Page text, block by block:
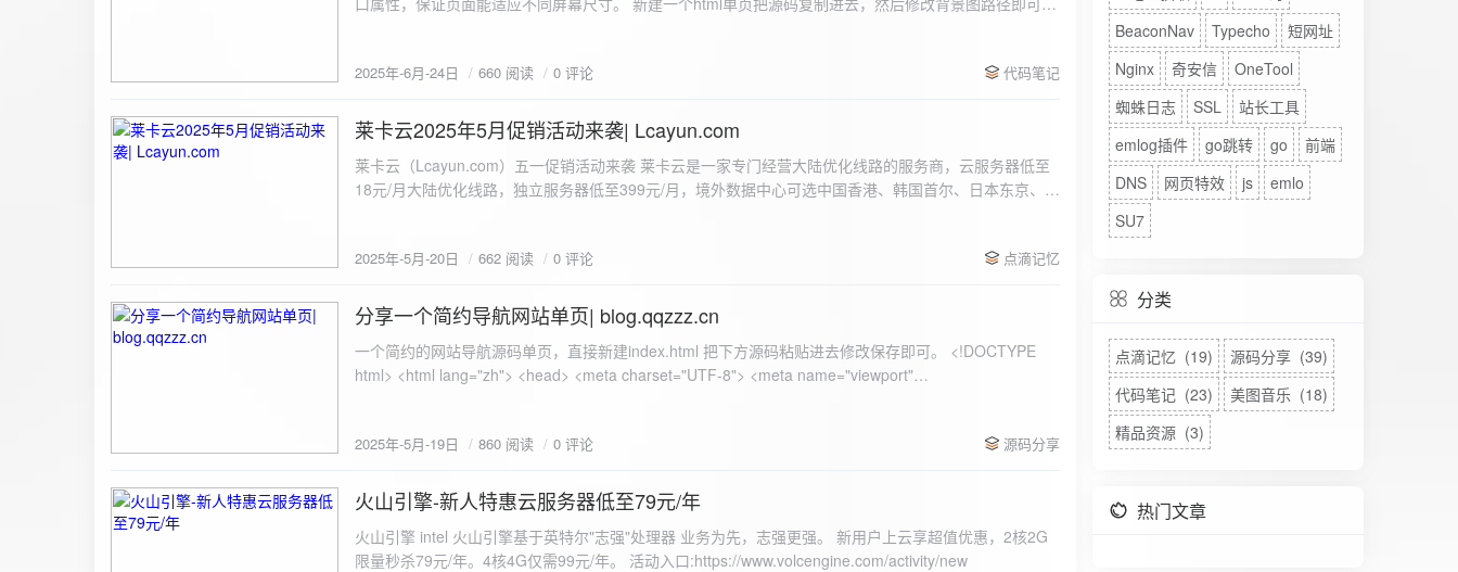
重置默认样式 */ * { margin: 0; padding: 0; box-sizing: border-box; } /* 设置页面的字体和添加背景图片 */
center fixed; /* 使用服务器上的路径 */ background-size: cover; /* 保证背景图片覆盖整个视窗 */ color:
#333; display: flex; justify-content: center; align-items: center; min-height: 100vh; margin: 0; } /* 容器样
式 */ .container { background-color: rgba(255, 255, 255, 0.9); /* 使用半透明白色背景，以便在图片背景
上更清晰地显示内容 */ padding: 30px; border-radius: 8px; box-shadow: 0 4px 8px rgba(0, 0, 0, 0.1);
padding: 8px; background-color: #f7f7f7; border: 1px solid #ccc; border-radius: 4px; font-size: 16px;
size: 16px; border: none; border-radius: 4px; cursor: pointer; transition: background-color 0.3s ease; }
100%; height: 30px; background-color: #ddd; border-radius: 4px; margin-top: 20px; overflow: hidden; }
.progress-fill { height: 100%; background-color: #4caf50; width: 0; line-height: 30px; text-align: center;
border-radius: 4px; background-color: #f9f9f9; font-size: 16px; color: #333; min-height: 40px; } /* 错误
或成功的提示信息样式 */ .result.success { border-color: #28a745; background-color: #e9f7e8; }
image { margin-top: 20px; max-width: 100%; height: auto; border-radius: 4px; border: 1px solid #ddd; }
</style> </head> <body> <div class="container"> <h2>图片上传-双虹云</h2> <form id="uploadForm">
<input type="file" id="fileInput" name="file" accept="image/*" required /> <button type="submit">上传文
2025年-6月-24日 660 阅读 0 评论 代码笔记
2025-5-20
莱卡云2025年5月促销活动来袭| Lcayun.com
莱卡云（Lcayun.com）五一促销活动来袭 莱卡云是一家专门经营大陆优化线路的服务商，云服务器低至
18元/月大陆优化线路，独立服务器低至399元/月，境外数据中心可选中国香港、韩国首尔、日本东京、美
https://www.lcayun.com/actcloud.html
2025年-5月-20日 662 阅读 0 评论 点滴记忆
2025-5-19
分享一个简约导航网站单页| blog.qqzzz.cn
一个简约的网站导航源码单页，直接新建index.html 把下方源码粘贴进去修改保存即可。 <!DOCTYPE html> <html lang="zh"> <head> <meta charset="UTF-8"> <meta name="viewport" content="width=device-width, initial-scale=1.0"> <title>导航网站 -blog.qqzzz.cn</title> <meta name="keywords" content="双虹云博客"> <meta name="description" content="双虹云博客。"> <meta name="author" content="导航网站"> <meta name="robots" content="index,follow"> <meta property="og:title" content="导航网站 - "> <meta property="og:description" content="双虹云。"> <meta property="og:type" content="website"> <link rel="icon" href="https://blog.qqzzz.cn/favicon.ico" type="image/x-icon"> <link rel="shortcut icon" href="https://blog.qqzzz.cn/favicon.ico" type="image/x-icon"> <style> /* 基础样式 */ * { margin: 0; padding: 0; box-sizing: border-box; } /* 主体样式 */ body { background: #f0f2f5; font-family: 'Microsoft YaHei', -apple-system, BlinkMacSystemFont, sans-serif; margin: 0; padding: 0; min-height: 100vh; overflow-x: hidden; position: relative; display: flex; flex-direction: column; } /* 容器样式 */ .container { max-width: 1200px; margin: 0 auto; padding: 20px; flex: 1; display: flex; flex-direction: column; align-items: center; width: 100%; } /* 主盒子样式 */ .main-box { background: white; box-shadow: 0 2px 12px rgba(0, 0, 0, 0.08); border-radius: 24px; border: 1px solid #e9ecef; width: 100%; max-width: 1000px; padding: 30px; margin: 0 auto 15px; transition: all 0.3s ease; position: relative; z-index: 2; } .main-box:hover { transform: translateY(-2px); box-shadow: 0 6px 25px rgba(0, 0, 0, 0.2); } /* 头部样式 */ .header { text-align: center; margin-bottom: 20px; padding-bottom: 15px; border-bottom: 1px solid rgba(255, 255, 255, 0.2); } .header h1 { font-size: 32px; background: linear-gradient(120deg, #2b5876 0%, #4e4376 100%); -webkit-background-clip: text; -webkit-text-fill-color: transparent; margin-bottom: 15px; } /* 提示框样式 */ .notice { background: transparent; padding: 0 25px; border-radius: 12px; margin-bottom: 15px; white-space: nowrap; overflow: hidden; text-overflow: ellipsis; } .notice p { color: #4facfe; font-size: 16px; line-height: 1; font-weight: bold; letter-spacing: 0.5px; margin: 0; } /* 流量卡领取样式 */ .flow-card, .flow-card-top { background: linear-gradient(120deg, #4facfe 0%, #00f2fe 100%); box-shadow: 0 3px 15px rgba(0, 0, 0, 0.1); border-radius: 12px; padding: 10px 15px; margin-bottom: 10px; text-align: center; position: relative; overflow: hidden; display: flex; justify-content: space-between; align-items: center; } .flow-card::before, .flow-card-top::before { content: ''; position: absolute; top: -10px; right: -10px; width: 80px; height: 80px; background: rgba(255, 255, 255, 0.1); border-radius: 50%; } .flow-card .text-content, .flow-card-top h3 { flex: 1; text-align: left; color: #ffffff; font-size: 16px; margin: 0; } .flow-card h2 { color: #ffffff; font-size: 18px; margin-bottom: 4px; font-weight: 600; } .flow-card p { color: rgba(255, 255, 255, 0.9); font-size: 14px; margin-bottom: 0; } .flow-card a, .flow-card-top a { display: inline-block; background: #ffffff; color: #2b5876; padding: 8px 0; border-radius: 50px; font-size: 15px; cursor: pointer; transition: all 0.3s ease; font-weight: 600; text-decoration: none; box-shadow: 0 4px 10px rgba(0, 0, 0, 0.1); margin: 0 5px; white-space: nowrap; width: 110px; text-align: center; } /* 所有按钮统一样式 */ .flow-card .buttons a, .flow-card-top .buttons a { background: #ffffff; color: #2b5876; } .flow-card .buttons a:hover, .flow-card-top .buttons a:hover { background: #f8f9fa; transform: translateY(-2px); box-shadow: 0 6px 15px rgba(0, 0, 0, 0.2); } .flow-card .buttons, .flow-card-top .buttons { display: flex; align-items: center; justify-content: flex-end; flex-wrap: nowrap; } .flow-card a:hover, .flow-card-top a:hover { transform: translateY(-2px); box-shadow: 0 6px 15px rgba(0, 0, 0, 0.2); background: #f8f9fa; } .flow-card-top { margin-bottom: 10px; } /* 导航网格样式 */ .nav-grid { display: grid; grid-template-columns: repeat(2, 1fr); gap: 25px; width: 100%; margin: 0 auto; padding: 0; } /* 导航项样式 */ .nav-item { background: hsl(230, 10%, 33%); border-radius: 12px; padding: 12px; text-align: center; box-shadow: none; transition: all 0.3s ease; min-height: 75px; position: relative; } .nav-item:hover { transform: none; background: hsl(230, 10%, 38%); } .nav-item a { text-decoration: none; color: inherit; display: block; text-align: center; } .nav-item h3 { color: #ffffff; font-size: 17px; margin-bottom: 8px; } .nav-item p { color: rgba(255, 255, 255, 0.9); font-size: 16px; margin-bottom: 4px; } .nav-item .status { position: absolute; bottom: -20px; left: 0; right: 0; color: #ff6b6b; font-size: 12px; text-align: center; font-weight: 500; } /* 底部导航样式 */ .float-nav { display: none; } @media (max-width: 768px) { body { padding-bottom: 20px; } .container { padding: 10px; } .main-box { padding: 15px; margin: 5px; } .header { margin-bottom: 15px; padding-bottom: 10px; } .nav-grid { gap: 15px; } .flow-card, .flow-card-top { padding: 12px; margin-bottom: 10px; flex-direction: column; } .flow-card .text-content, .flow-card-top h3 { text-align: center; margin-bottom: 12px; font-size: 16px; } .flow-card h2 { font-size: 16px; margin-bottom: 5px; text-align: center; } .flow-card p { font-size: 13px; text-align: center; padding: 0 5px; } .flow-card a, .flow-card-top a, .flow-card .buttons a, .flow-card-top .buttons a { padding: 7px 0; font-size: 14px; margin: 0 4px; width: 95px; text-align: center; background: #ffffff; color: #2b5876; } .flow-card .buttons, .flow-card-top .buttons { justify-content: center; width: 100%; margin-top: 5px; } .nav-item { padding: 12px; min-height: 70px; width: 100%; } .header h1 { font-size: 24px; } .notice p { font-size: 14px; } .copyright { padding: 10px 0; font-size: 12px; } } /* 版权信息样式 */ .copyright { text-align: center; padding: 15px 0; color: #6c757d; font-size: 13px; letter-spacing: 0.5px; width: 100%; max-width: 1200px; margin: 0 auto; } /* 弹窗样式 */ .modal-overlay { position: fixed; top: 0; left: 0; right: 0; bottom: 0; background: rgba(0, 0, 0, 0.4); display: flex; justify-content: center; align-items: center; z-index: 10000; } .modal { background: white; border: 1px solid #e9ecef; padding: 25px; border-radius: 15px; width: 90%; max-width: 3
2025年-5月-19日 860 阅读 0 评论 源码分享
2025-3-24
火山引擎-新人特惠云服务器低至79元/年
火山引擎 intel 火山引擎基于英特尔"志强"处理器 业务为先，志强更强。 新用户上云享超值优惠，2核2G
限量秒杀79元/年。4核4G仅需99元/年。 活动入口:https://www.volcengine.com/activity/new
BeaconNav
Typecho
短网址
Nginx
奇安信
OneTool
蜘蛛日志
SSL
站长工具
emlog插件
go跳转 go
前端
DNS
网页特效 js
emlo
SU7
分类
点滴记忆 (19)
源码分享 (39)
代码笔记 (23)
美图音乐 (18)
精品资源 (3)
热门文章